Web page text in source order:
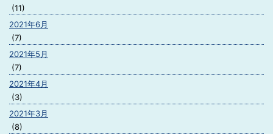
(11)
2021年6月
(7)
2021年5月
(7)
2021年4月
(3)
2021年3月
(8)